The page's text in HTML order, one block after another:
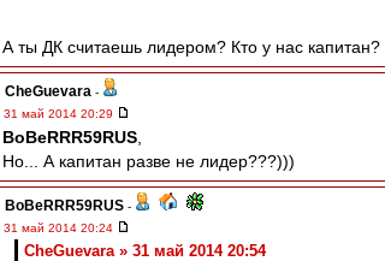
А ты ДК считаешь лидером? Кто у нас капитан?
CheGuevara -
31 май 2014 20:29
BoBeRRR59RUS
Но... А капитан разве не лидер???)))
BoBeRRR59RUS -
31 май 2014 20:24
CheGuevara » 31 май 2014 20:54